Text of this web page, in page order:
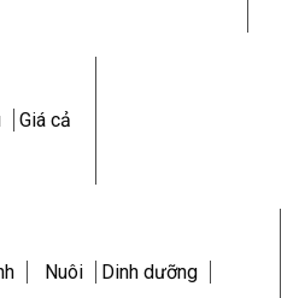
Giá cả
Nuôi Dinh dưỡng